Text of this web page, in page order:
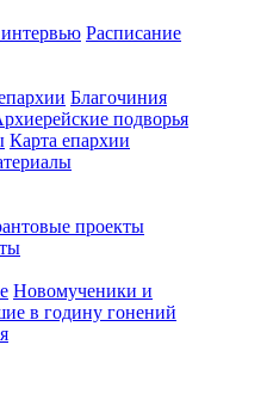
Расписание
Благочиния
подворья
Карта епархии
проекты
Новомученики и
в годину гонений